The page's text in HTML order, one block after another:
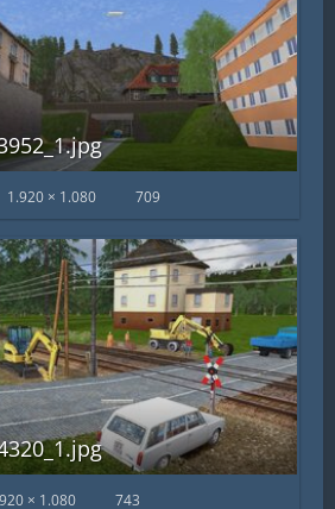
1.920 × 1.080 709
× 1.080 743